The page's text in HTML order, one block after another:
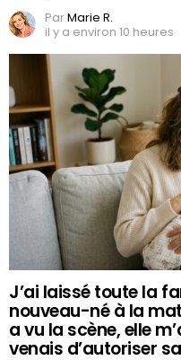
ParMarie R.
il y a environ 10 heures
J’ai laissé toute la
nouveau-né à la
a vu la scène, elle
venais d’autoriser